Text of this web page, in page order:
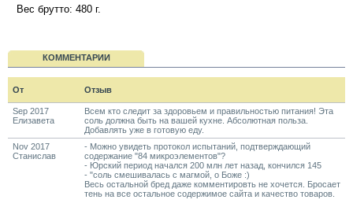
Вес брутто: 480 г.
КОММЕНТАРИИ
От Отзыв
Sep 2017
Елизавета
Всем кто следит за здоровьем и правильностью питания! Эта
соль должна быть на вашей кухне. Абсолютная польза.
Добавлять уже в готовую еду.
Nov 2017
Станислав
- Можно увидеть протокол испытаний, подтверждающий
содержание "84 микроэлементов"?
- Юрский период начался 200 млн лет назад, кончился 145
- "соль смешивалась с магмой, о Боже :)
Весь остальной бред даже комментировть не хочется. Бросает
тень на все остальное содержимое сайта и качество товаров.